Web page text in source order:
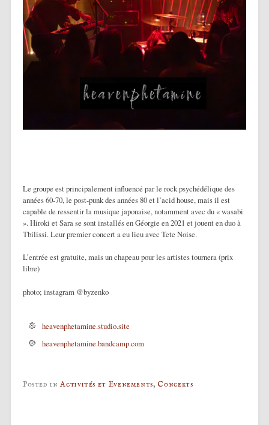
Le groupe est principalement influencé par le rock psychédélique des
années 60-70, le post-punk des années 80 et l’acid house, mais il est
capable de ressentir la musique japonaise, notamment avec du « wasabi
». Hiroki et Sara se sont installés en Géorgie en 2021 et jouent en duo à
Tbilissi. Leur premier concert a eu lieu avec Tete Noise.
L’entrée est gratuite, mais un chapeau pour les artistes tournera (prix
libre)
photo; instagram @byzenko
heavenphetamine.studio.site
heavenphetamine.bandcamp.com
Posted inActivités et Evenements, Concerts